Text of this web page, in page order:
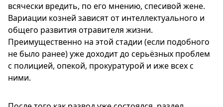
всячески вредить, по его мнению, спесивой жене.
Вариации козней зависят от интеллектуального и
общего развития отравителя жизни.
Преимущественно на этой стадии (если подобного
не было ранее) уже доходит до серьёзных проблем
с полицией, опекой, прокуратурой и иже всех с
ними.